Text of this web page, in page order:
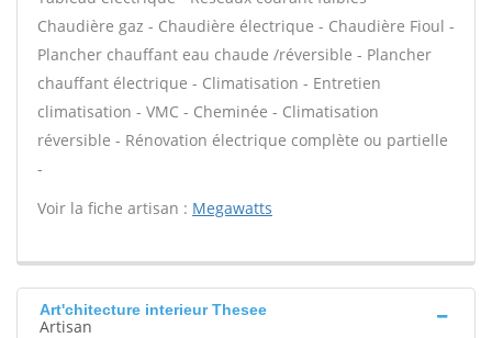
Chaudière gaz - Chaudière électrique - Chaudière Fioul -
Plancher chauffant eau chaude /réversible - Plancher
chauffant électrique - Climatisation - Entretien
climatisation - VMC - Cheminée - Climatisation
réversible - Rénovation électrique complète ou partielle
-
Voir la fiche artisan : Megawatts
Art'chitecture interieur Thesee
Artisan